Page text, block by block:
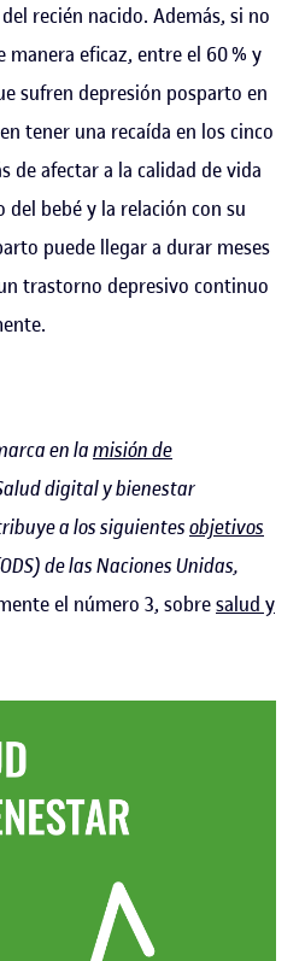
recién nacido. Además, si no
manera eficaz, entre el 60 % y
sufren depresión posparto en
tener una recaída en los cinco
de afectar a la calidad de vida
del bebé y la relación con su
puede llegar a durar meses
trastorno depresivo continuo
en lamisión de
digital y bienestar
a los siguientesobjetivos
de las Naciones Unidas,
el número 3, sobresalud y